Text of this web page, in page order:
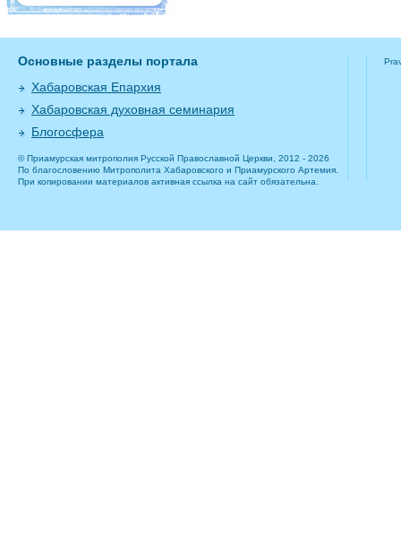
Основные разделы портала
Хабаровская Епархия
Хабаровская духовная семинария
Блогосфера
© Приамурская митрополия Русской Православной Церкви, 2012 - 2026
По благословению Митрополита Хабаровского и Приамурского Артемия.
При копировании материалов активная ссылка на сайт обязательна.